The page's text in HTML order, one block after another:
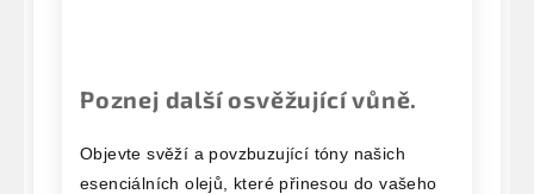
Poznej další osvěžující vůně.
Objevte svěží a povzbuzující tóny našich
esenciálních olejů, které přinesou do vašeho